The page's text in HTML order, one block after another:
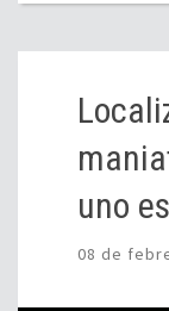
uno
08 de